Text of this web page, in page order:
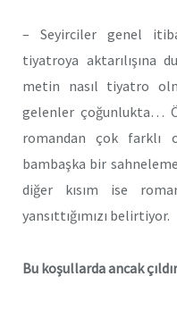
– Seyirciler genel
tiyatroya aktarılışına
metin nasıl tiyatro
gelenler çoğunlukta…
romandan çok farklı
bambaşka bir
diğer kısım ise
yansıttığımızı belirtiyor.
Bu koşullarda ancak